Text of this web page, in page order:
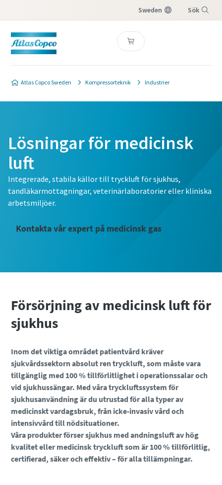
Sweden Sök
Atlas Copco Sweden Kompressorteknik Industrier
Allt du behöver veta om din process för
Upptäck hur du kan skapa en effektivare process för
pneumatiska transporter.
Läs mer
Allt du behöver veta om din process för
Upptäck hur du kan skapa en effektivare process för
pneumatiska transporter.
Läs mer
Allt du behöver veta om din process för
pneumatiska transporter
Upptäck hur du kan skapa en effektivare process för
pneumatiska transporter.
Läs mer
Lösningar för medicinsk
luft
Integrerade, stabila källor till tryckluft för sjukhus,
tandläkarmottagningar, veterinärlaboratorier eller kliniska
arbetsmiljöer.
Kontakta vår expert på medicinsk gas
Försörjning av medicinsk luft för
sjukhus
Inom det viktiga området patientvård kräver
sjukvårdssektorn absolut ren tryckluft, som måste vara
tillgänglig med 100 % tillförlitlighet i operationssalar och
vid sjukhussängar. Med våra tryckluftssystem för
sjukhusanvändning är du utrustad för alla typer av
medicinskt vardagsbruk, från icke-invasiv vård och
intensivvård till nödsituationer.
Våra produkter förser sjukhus med andningsluft av hög
kvalitet eller medicinsk tryckluft som är 100 % tillförlitlig,
certifierad, säker och effektiv – för alla tillämpningar.